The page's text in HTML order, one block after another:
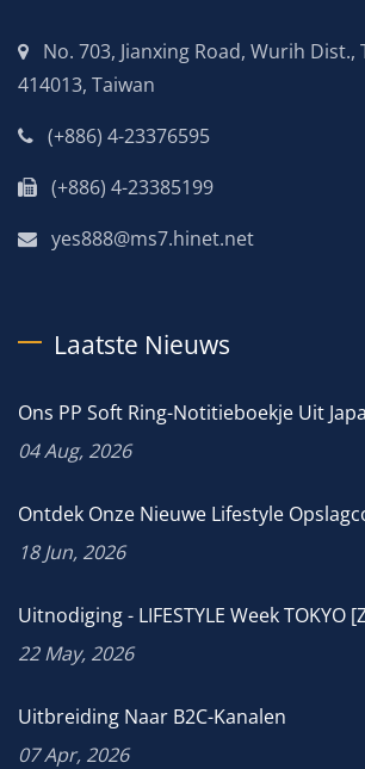
No. 703, Jianxing Road, Wurih Dist.,
414013, Taiwan
(+886) 4-23376595
(+886) 4-23385199
yes888@ms7.hinet.net
Laatste Nieuws
Ons PP Soft Ring-Notitieboekje Uit
04 Aug, 2026
Ontdek Onze Nieuwe Lifestyle
18 Jun, 2026
Uitnodiging - LIFESTYLE Week TOKYO
22 May, 2026
Uitbreiding Naar B2C-Kanalen
07 Apr, 2026